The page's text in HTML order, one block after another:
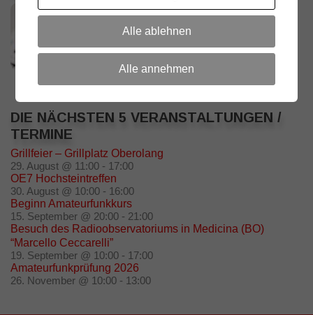
DIE NÄCHSTEN 5 VERANSTALTUNGEN /
TERMINE
Grillfeier – Grillplatz Oberolang
29. August @ 11:00 - 17:00
OE7 Hochsteintreffen
30. August @ 10:00 - 16:00
Beginn Amateurfunkkurs
15. September @ 20:00 - 21:00
Besuch des Radioobservatoriums in Medicina (BO)
“Marcello Ceccarelli”
19. September @ 10:00 - 17:00
Amateurfunkprüfung 2026
26. November @ 10:00 - 13:00
Alle ablehnen
Alle annehmen